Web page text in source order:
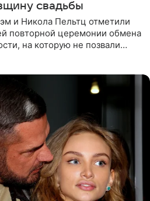
свадьбы
и Никола Пельтц отметили
повторной церемонии обмена
на которую не позвали